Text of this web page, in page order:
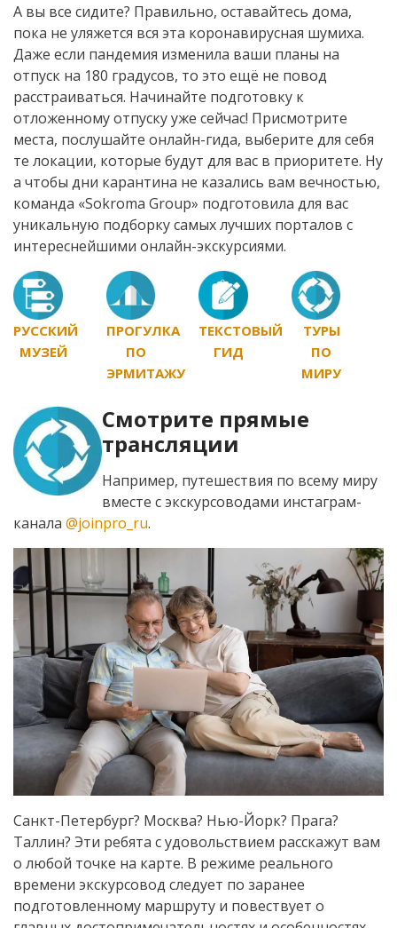
А вы все сидите? Правильно, оставайтесь дома,
пока не уляжется вся эта коронавирусная шумиха.
Даже если пандемия изменила ваши планы на
отпуск на 180 градусов, то это ещё не повод
расстраиваться. Начинайте подготовку к
отложенному отпуску уже сейчас! Присмотрите
места, послушайте онлайн-гида, выберите для себя
те локации, которые будут для вас в приоритете. Ну
а чтобы дни карантина не казались вам вечностью,
команда «Sokroma Group» подготовила для вас
уникальную подборку самых лучших порталов с
интереснейшими онлайн-экскурсиями.
РУССКИЙ
МУЗЕЙ
ПРОГУЛКА
ПО
ЭРМИТАЖУ
ТЕКСТОВЫЙ
ГИД
ТУРЫ
ПО
МИРУ
Смотрите прямые
трансляции
Например, путешествия по всему миру
вместе с экскурсоводами инстаграм-
канала @joinpro_ru.
Санкт-Петербург? Москва? Нью-Йорк? Прага?
Таллин? Эти ребята с удовольствием расскажут вам
о любой точке на карте. В режиме реального
времени экскурсовод следует по заранее
подготовленному маршруту и повествует о